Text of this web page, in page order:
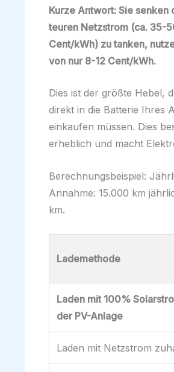
Kurze Antwort: Sie senken
teuren Netzstrom (ca. 35-
Cent/kWh) zu tanken,
von nur 8-12 Cent/kWh.
Dies ist der größte Hebel,
direkt in die Batterie Ihres
einkaufen müssen. Dies
erheblich und macht
Berechnungsbeispiel:
Annahme: 15.000 km
km.
Lademethode
Laden mit 100%
der PV-Anlage
Laden mit Netzstrom